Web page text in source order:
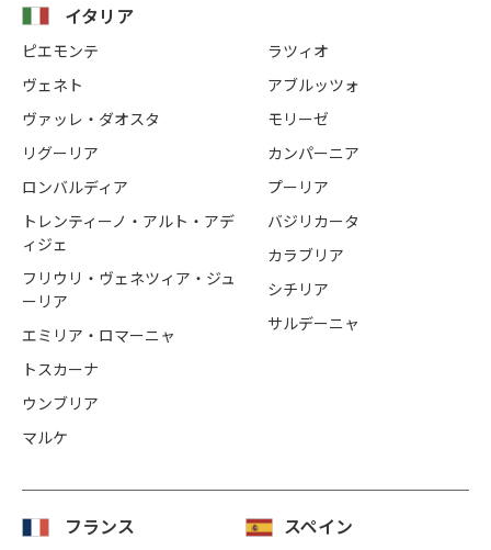
イタリア
ピエモンテ
ヴェネト
ヴァッレ・ダオスタ
リグーリア
ロンバルディア
トレンティーノ・アルト・アデ
ィジェ
フリウリ・ヴェネツィア・ジュ
ーリア
エミリア・ロマーニャ
トスカーナ
ウンブリア
マルケ
ラツィオ
アブルッツォ
モリーゼ
カンパーニア
プーリア
バジリカータ
カラブリア
シチリア
サルデーニャ
フランス
スペイン